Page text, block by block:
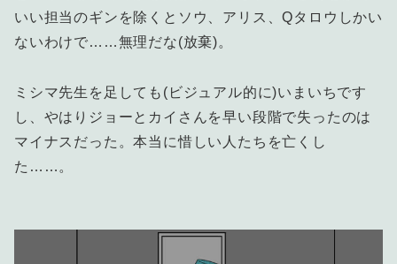
いい担当のギンを除くとソウ、アリス、Qタロウしかい
ないわけで……無理だな(放棄)。
ミシマ先生を足しても(ビジュアル的に)いまいちです
し、やはりジョーとカイさんを早い段階で失ったのは
マイナスだった。本当に惜しい人たちを亡くし
た……。